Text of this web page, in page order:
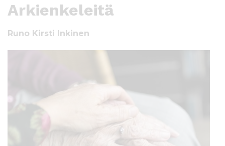
Arkienkeleitä
Runo Kirsti Inkinen